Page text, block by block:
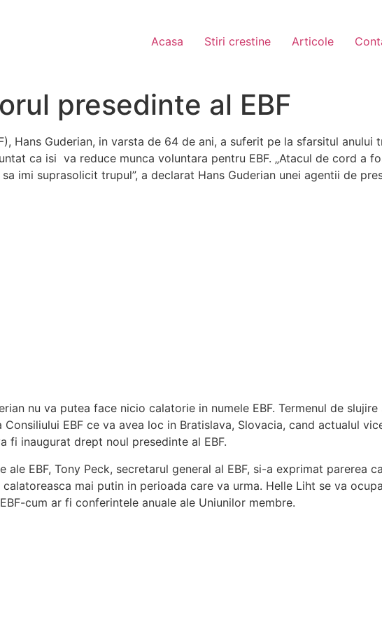
Acasa Stiri crestine Articole
presedinte al EBF
Hans Guderian, in varsta de 64 de ani, a suferit pe la sfarsitul
ca isi va reduce munca voluntara pentru EBF. „Atacul de cord a
imi suprasolicit trupul”, a declarat Hans Guderian unei agentii de
nu va putea face nicio calatorie in numele EBF. Termenul de
EBF ce va avea loc in Bratislava, Slovacia, cand actualul
fi inaugurat drept noul presedinte al EBF.
EBF, Tony Peck, secretarul general al EBF, si-a exprimat parerea
mai putin in perioada care va urma. Helle Liht se va
cum ar fi conferintele anuale ale Uniunilor membre.